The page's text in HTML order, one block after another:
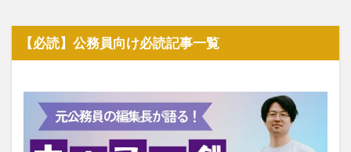
【必読】公務員向け必読記事一覧